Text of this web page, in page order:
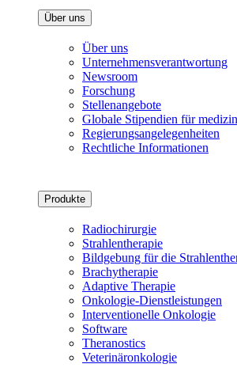
Über uns
Über uns
Unternehmensverantwortung
Newsroom
Forschung
Stellenangebote
Globale Stipendien für
Regierungsangelegenheiten
Rechtliche Informationen
Produkte
Radiochirurgie
Strahlentherapie
Bildgebung für die
Brachytherapie
Adaptive Therapie
Onkologie-Dienstleistungen
Interventionelle Onkologie
Software
Theranostics
Veterinäronkologie